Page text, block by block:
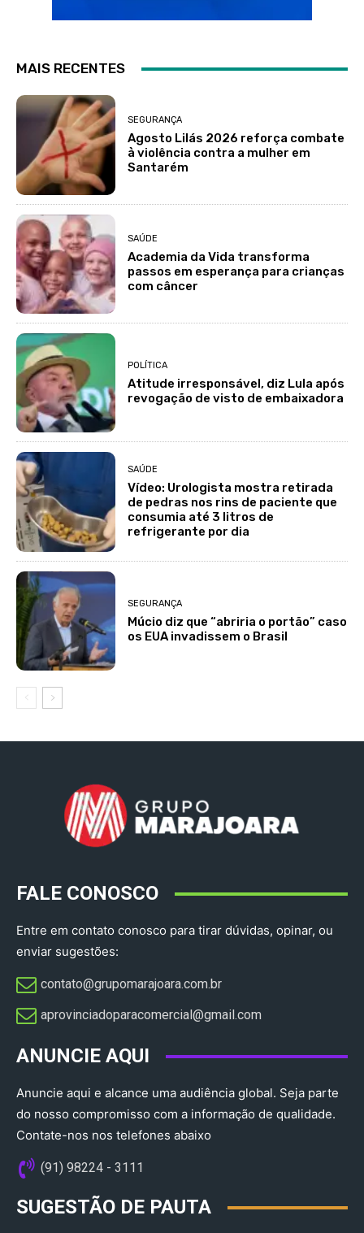
MAIS RECENTES
SEGURANÇA
Agosto Lilás 2026 reforça combate
à violência contra a mulher em
Santarém
SAÚDE
Academia da Vida transforma
passos em esperança para crianças
com câncer
POLÍTICA
Atitude irresponsável, diz Lula após
revogação de visto de embaixadora
SAÚDE
Vídeo: Urologista mostra retirada
de pedras nos rins de paciente que
consumia até 3 litros de
refrigerante por dia
SEGURANÇA
Múcio diz que “abriria o portão” caso
os EUA invadissem o Brasil
FALE CONOSCO
Entre em contato conosco para tirar dúvidas, opinar, ou
enviar sugestões:
contato@grupomarajoara.com.br
aprovinciadoparacomercial@gmail.com​
ANUNCIE AQUI
Anuncie aqui e alcance uma audiência global. Seja parte
do nosso compromisso com a informação de qualidade.
Contate-nos nos telefones abaixo
(91) 98224 - 3111
SUGESTÃO DE PAUTA